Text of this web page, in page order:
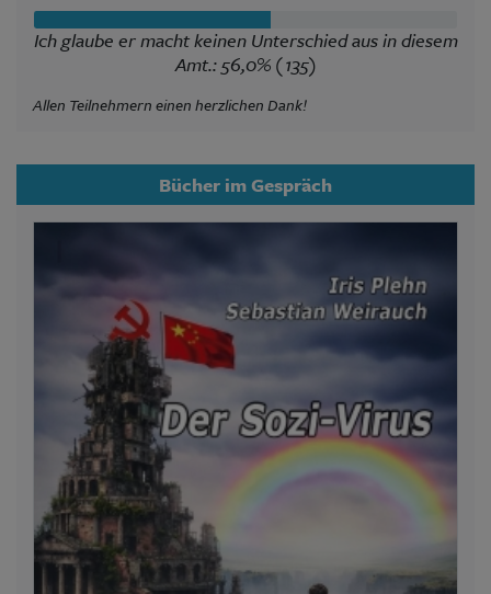
Ich glaube er macht keinen Unterschied aus in diesem
Amt.: 56,0% (135)
Allen Teilnehmern einen herzlichen Dank!
Bücher im Gespräch